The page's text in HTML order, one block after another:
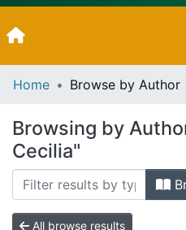
Home Browse by Author
Browsing by
Cecilia"
All browse results